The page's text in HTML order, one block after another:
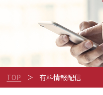
TOP 有料情報配信